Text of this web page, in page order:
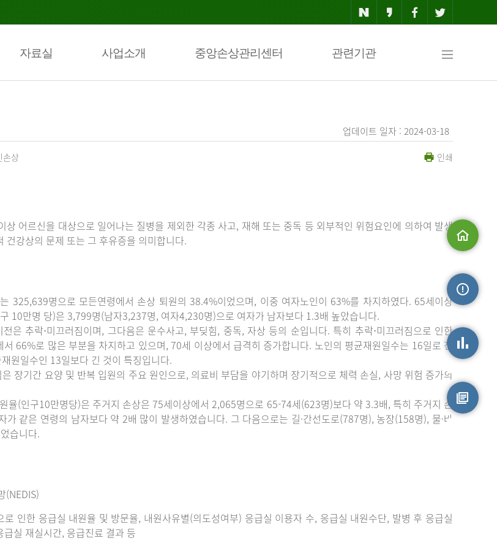
자료실 사업소개 중앙손상관리센터 관련기관
맵
업데이트 일자 : 2024-03-18
손상 인쇄
상 어르신을 대상으로 일어나는 질병을 제외한 각종 사고, 재해 또는 중독 등 외부적인 위험요인에 의하여 발생
건강상의 문제 또는 그 후유증을 의미합니다.
325,639명으로 모든연령에서 손상 퇴원의 38.4%이었으며, 이중 여자노인이 63%를 차지하였다. 65세이상
10만명 당)은 3,799명(남자3,237명, 여자4,230명)으로 여자가 남자보다 1.3배 높았습니다.
은 추락⋅미끄러짐이며, 그다음은 운수사고, 부딪힘, 중독, 자상 등의 순입니다. 특히 추락⋅미끄러짐으로 인한
66%로 많은 부분을 차지하고 있으며, 70세 이상에서 급격히 증가합니다. 노인의 평균재원일수는 16일로 전
원일수인 13일보다 긴 것이 특징입니다.
은 장기간 요양 및 반복 입원의 주요 원인으로, 의료비 부담을 야기하며 장기적으로 체력 손실, 사망 위험 증가의
율(인구10만명당)은 주거지 손상은 75세이상에서 2,065명으로 65-74세(623명)보다 약 3.3배, 특히 주거지 손
가 같은 연령의 남자보다 약 2배 많이 발생하였습니다. 그 다음으로는 길·간선도로(787명), 농장(158명), 물·바
습니다.
(NEDIS)
로 인한 응급실 내원율 및 방문율, 내원사유별(의도성여부) 응급실 이용자 수, 응급실 내원수단, 발병 후 응급실
급실 재실시간, 응급진료 결과 등
원시자료